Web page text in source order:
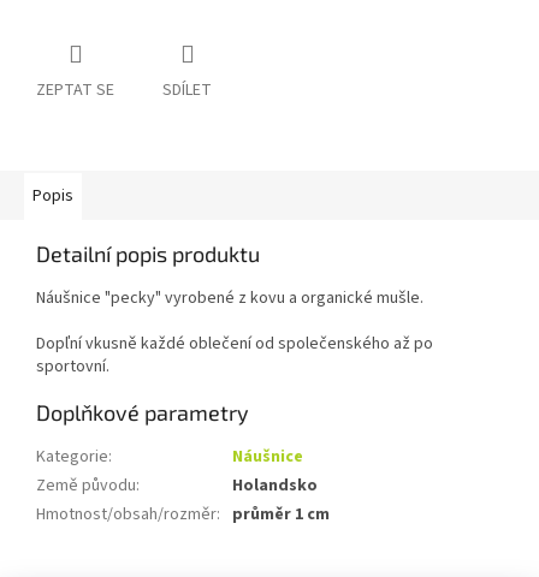
ZEPTAT SE SDÍLET
Popis
Detailní popis produktu
Náušnice "pecky" vyrobené z kovu a organické mušle.
Dopľní vkusně každé oblečení od společenského až po
sportovní.
Doplňkové parametry
Kategorie:
Náušnice
Země původu:
Holandsko
Hmotnost/obsah/rozměr: průměr 1 cm